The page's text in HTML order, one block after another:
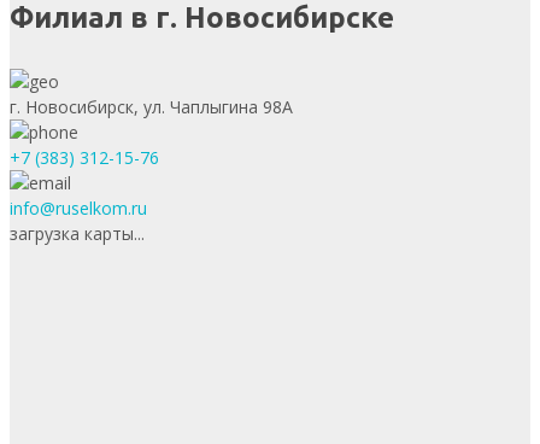
Филиал в г. Новосибирске
г. Новосибирск, ул. Чаплыгина 98А
+7 (383) 312-15-76
info@ruselkom.ru
загрузка карты...